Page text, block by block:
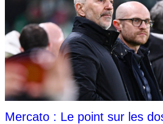
Mercato : Le point sur les